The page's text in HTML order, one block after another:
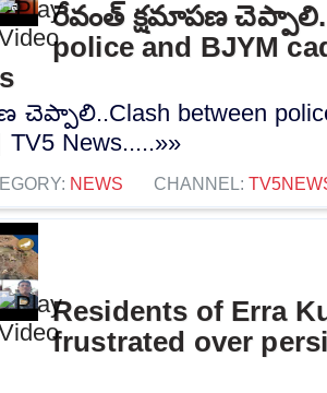
రేవంత్ క్షమాపణ
police and BJYM
చెప్పాలి..Clash between
TV5 News.....»»
NEWS CHANNEL:
Residents of Erra
frustrated over